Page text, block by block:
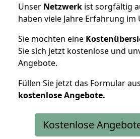
Unser Netzwerk ist sorgfältig
haben viele Jahre Erfahrung im
Sie möchten eine
Sie sich jetzt kostenlose und
Angebote.
Füllen Sie jetzt das Formular
kostenloseAngebote.
Kostenlose